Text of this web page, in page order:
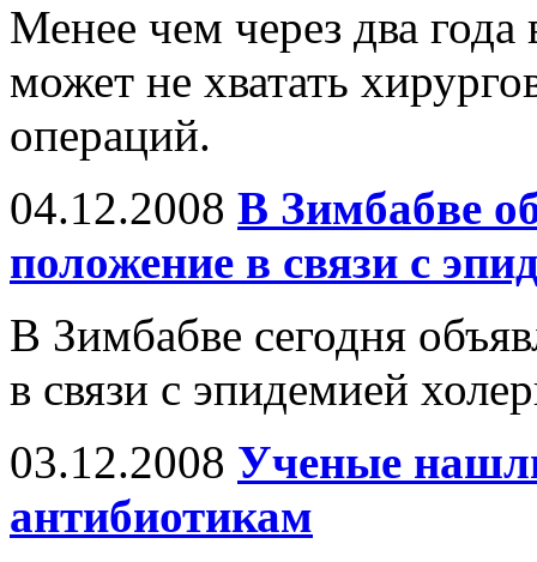
Менее чем через два
может не хватать
операций.
04.12.2008 В Зимбабве
положение в связи с
В Зимбабве сегодня
в связи с эпидемией
03.12.2008 Ученые
антибиотикам